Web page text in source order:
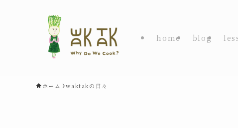
home blog
ホーム waktakの日々